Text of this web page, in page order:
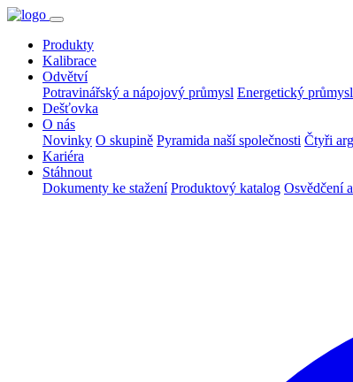
Produkty
Kalibrace
Odvětví
Potravinářský a nápojový průmysl Energetický
Dešťovka
O nás
Novinky O skupině Pyramida naší společnosti Čtyři
Kariéra
Stáhnout
Dokumenty ke stažení Produktový katalog Osvědčení